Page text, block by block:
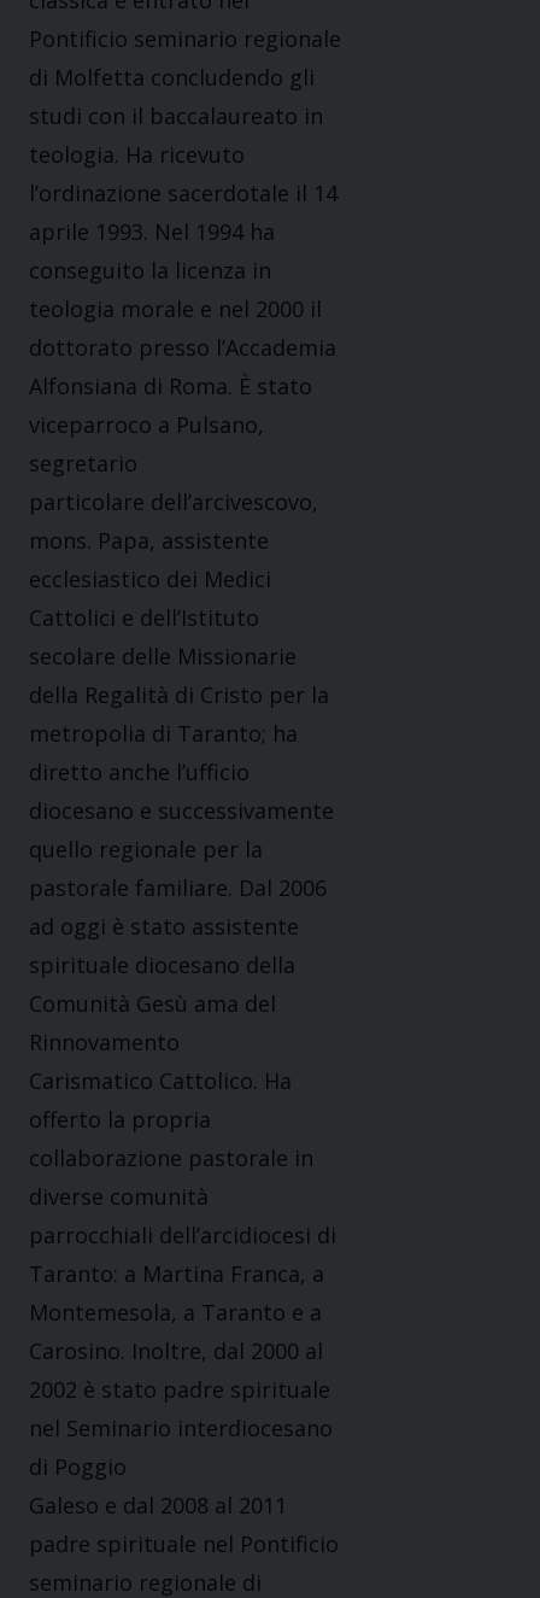
Pontificio seminario regionale
di Molfetta concludendo gli
studi con il baccalaureato in
teologia. Ha ricevuto
l’ordinazione sacerdotale il 14
aprile 1993. Nel 1994 ha
conseguito la licenza in
teologia morale e nel 2000 il
dottorato presso l’Accademia
Alfonsiana di Roma. È stato
viceparroco a Pulsano,
segretario
particolare dell’arcivescovo,
mons. Papa, assistente
ecclesiastico dei Medici
Cattolici e dell’Istituto
secolare delle Missionarie
della Regalità di Cristo per la
metropolia di Taranto; ha
diretto anche l’ufficio
diocesano e successivamente
quello regionale per la
pastorale familiare. Dal 2006
ad oggi è stato assistente
spirituale diocesano della
Comunità Gesù ama del
Rinnovamento
Carismatico Cattolico. Ha
offerto la propria
collaborazione pastorale in
diverse comunità
parrocchiali dell’arcidiocesi di
Taranto: a Martina Franca, a
Montemesola, a Taranto e a
Carosino. Inoltre, dal 2000 al
2002 è stato padre spirituale
nel Seminario interdiocesano
di Poggio
Galeso e dal 2008 al 2011
padre spirituale nel Pontificio
seminario regionale di